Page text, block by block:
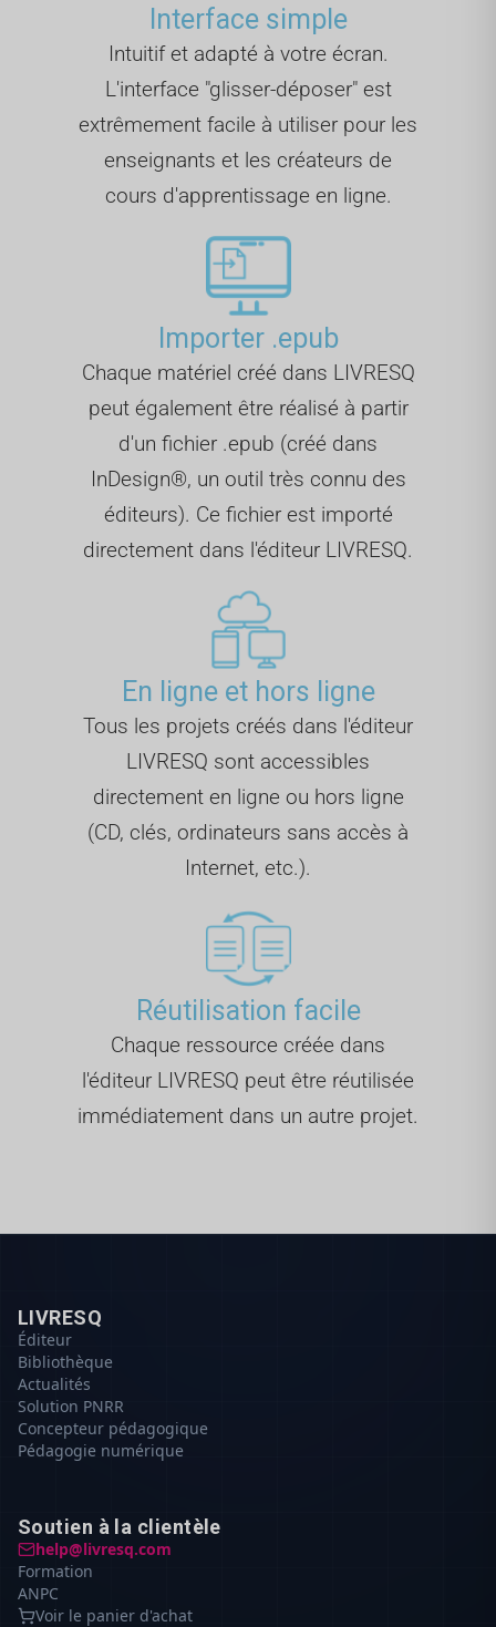
Interface simple
Intuitif et adapté à votre écran.
L'interface "glisser-déposer" est
extrêmement facile à utiliser pour les
enseignants et les créateurs de
cours d'apprentissage en ligne.
Importer .epub
Chaque matériel créé dans LIVRESQ
peut également être réalisé à partir
d'un fichier .epub (créé dans
InDesign®, un outil très connu des
éditeurs). Ce fichier est importé
directement dans l'éditeur LIVRESQ.
En ligne et hors ligne
Tous les projets créés dans l'éditeur
LIVRESQ sont accessibles
directement en ligne ou hors ligne
(CD, clés, ordinateurs sans accès à
Internet, etc.).
Réutilisation facile
Chaque ressource créée dans
l'éditeur LIVRESQ peut être réutilisée
immédiatement dans un autre projet.
LIVRESQ
Éditeur
Bibliothèque
Actualités
Solution PNRR
Concepteur pédagogique
Pédagogie numérique
Soutien à la clientèle
help@livresq.com
Formation
ANPC
Voir le panier d'achat